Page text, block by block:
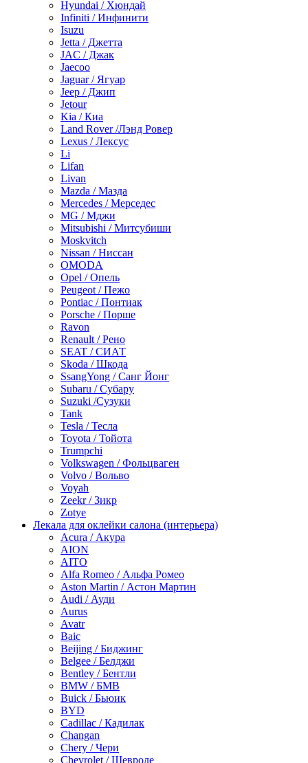
Hyundai / Хюндай
Infiniti / Инфинити
Isuzu
Jetta / Джетта
JAC / Джак
Jaecoo
Jaguar / Ягуар
Jeep / Джип
Jetour
Kia / Киа
Land Rover /Лэнд Ровер
Lexus / Лексус
Li
Lifan
Livan
Mazda / Мазда
Mercedes / Мерседес
MG / Мджи
Mitsubishi / Митсубиши
Moskvitch
Nissan / Ниссан
OMODA
Opel / Опель
Peugeot / Пежо
Pontiac / Понтиак
Porsche / Порше
Ravon
Renault / Рено
SEAT / СИАТ
Skoda / Шкода
SsangYong / Санг Йонг
Subaru / Субару
Suzuki /Сузуки
Tank
Tesla / Тесла
Toyota / Тойота
Trumpchi
Volkswagen / Фольцваген
Volvo / Вольво
Voyah
Zeekr / Зикр
Zotye
Лекала для оклейки салона (интерьера)
Acura / Акура
AION
AITO
Alfa Romeo / Альфа Ромео
Aston Martin / Астон Мартин
Audi / Ауди
Aurus
Avatr
Baic
Beijing / Биджинг
Belgee / Белджи
Bentley / Бентли
BMW / БМВ
Buick / Бьюик
BYD
Cadillac / Кадилак
Changan
Chery / Чери
Chevrolet / Шевроле